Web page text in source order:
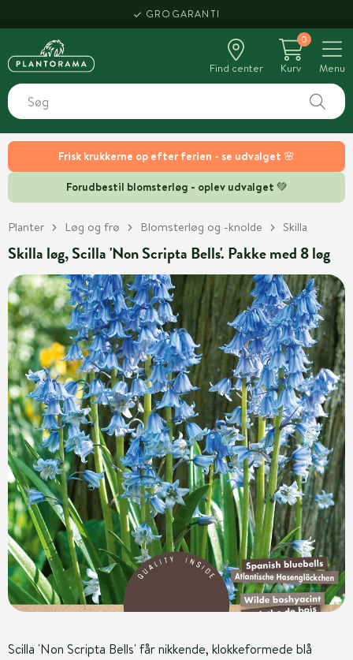
Frisk krukkerne op efter ferien - se udvalget 🌸
Forudbestil blomsterløg - oplev udvalget 💚
GROGARANTI
Find center
0
Kurv
Menu
Planter Løg og frø Blomsterløg og -knolde Skilla
Skilla løg, Scilla 'Non Scripta Bells'. Pakke med 8 løg
Scilla 'Non Scripta Bells' får nikkende, klokkeformede blå